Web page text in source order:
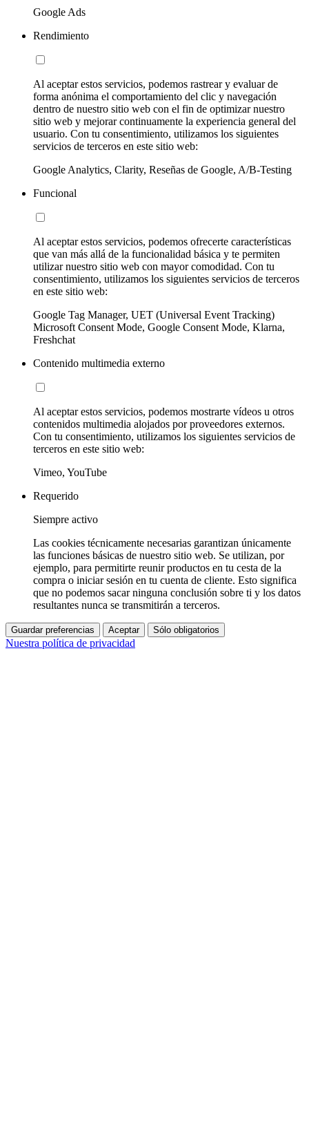
Google Ads
Rendimiento
Al aceptar estos servicios, podemos rastrear y evaluar de
forma anónima el comportamiento del clic y navegación
dentro de nuestro sitio web con el fin de optimizar nuestro
sitio web y mejorar continuamente la experiencia general del
usuario. Con tu consentimiento, utilizamos los siguientes
servicios de terceros en este sitio web:
Google Analytics, Clarity, Reseñas de Google, A/B-Testing
Funcional
Al aceptar estos servicios, podemos ofrecerte características
que van más allá de la funcionalidad básica y te permiten
utilizar nuestro sitio web con mayor comodidad. Con tu
consentimiento, utilizamos los siguientes servicios de terceros
en este sitio web:
Google Tag Manager, UET (Universal Event Tracking)
Microsoft Consent Mode, Google Consent Mode, Klarna,
Freshchat
Contenido multimedia externo
Al aceptar estos servicios, podemos mostrarte vídeos u otros
contenidos multimedia alojados por proveedores externos.
Con tu consentimiento, utilizamos los siguientes servicios de
terceros en este sitio web:
Vimeo, YouTube
Requerido
Siempre activo
Las cookies técnicamente necesarias garantizan únicamente
las funciones básicas de nuestro sitio web. Se utilizan, por
ejemplo, para permitirte reunir productos en tu cesta de la
compra o iniciar sesión en tu cuenta de cliente. Esto significa
que no podemos sacar ninguna conclusión sobre ti y los datos
resultantes nunca se transmitirán a terceros.
Guardar preferencias Aceptar Sólo obligatorios
Nuestra política de privacidad